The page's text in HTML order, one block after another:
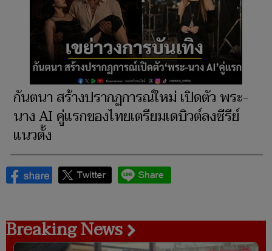
กันตนา สร้างปรากฏการณ์ใหม่ เปิดตัว พระ-
นาง AI คู่แรกของไทยเตรียมเดบิวต์ลงซีรีย์
แนวตั้ง
Breaking News